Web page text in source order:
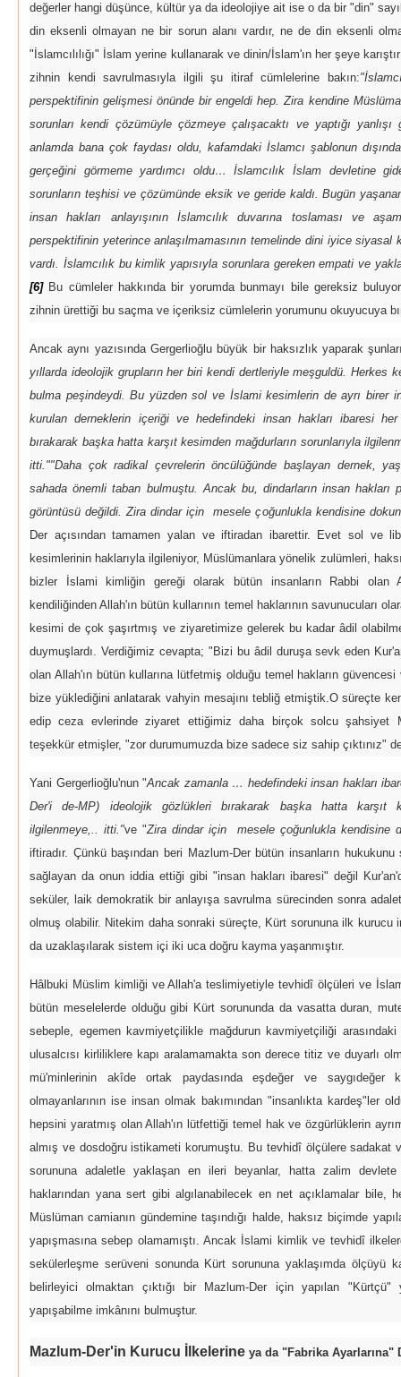
değerler hangi düşünce, kültür ya da ideolojiye ait ise o da bir "din"
din eksenli olmayan ne bir sorun alanı vardır, ne de din eksenli
"İslamcılılığı" İslam yerine kullanarak ve dinin/İslam'ın her şeye
zihnin kendi savrulmasıyla ilgili şu itiraf cümlelerine bakın:
perspektifinin gelişmesi önünde bir engeldi hep. Zira kendine
sorunları kendi çözümüyle çözmeye çalışacaktı ve yaptığı
anlamda bana çok faydası oldu, kafamdaki İslamcı şablonun
gerçeğini görmeme yardımcı oldu… İslamcılık İslam devletine
sorunların teşhisi ve çözümünde eksik ve geride kaldı. Bugün
insan hakları anlayışının İslamcılık duvarına toslaması ve
perspektifinin yeterince anlaşılmamasının temelinde dini iyice siyasal
vardı. İslamcılık bu kimlik yapısıyla sorunlara gereken empati ve
[6]Bu cümleler hakkında bir yorumda bunmayı bile gereksiz
zihnin ürettiği bu saçma ve içeriksiz cümlelerin yorumunu okuyucuya
Ancak aynı yazısında Gergerlioğlu büyük bir haksızlık yaparak
yıllarda ideolojik grupların her biri kendi dertleriyle meşguldü. Herkes
bulma peşindeydi. Bu yüzden sol ve İslami kesimlerin de ayrı birer
kurulan derneklerin içeriği ve hedefindeki insan hakları ibaresi
bırakarak başka hatta karşıt kesimden mağdurların sorunlarıyla
itti.""Daha çok radikal çevrelerin öncülüğünde başlayan dernek,
sahada önemli taban bulmuştu. Ancak bu, dindarların insan hakları
görüntüsü değildi. Zira dindar için mesele çoğunlukla kendisine
Der açısından tamamen yalan ve iftiradan ibarettir. Evet sol ve
kesimlerinin haklarıyla ilgileniyor, Müslümanlara yönelik zulümleri,
bizler İslami kimliğin gereği olarak bütün insanların Rabbi olan
kendiliğinden Allah'ın bütün kullarının temel haklarının savunucuları
kesimi de çok şaşırtmış ve ziyaretimize gelerek bu kadar âdil
duymuşlardı. Verdiğimiz cevapta; "Bizi bu âdil duruşa sevk eden
olan Allah'ın bütün kullarına lütfetmiş olduğu temel hakların
bize yüklediğini anlatarak vahyin mesajını tebliğ etmiştik.O süreçte
edip ceza evlerinde ziyaret ettiğimiz daha birçok solcu şahsiyet
teşekkür etmişler, "zor durumumuzda bize sadece siz sahip çıktınız"
Yani Gergerlioğlu'nun "Ancak zamanla … hedefindeki insan hakları
Der'i de-MP) ideolojik gözlükleri bırakarak başka hatta karşıt
ilgilenmeye,.. itti."ve "Zira dindar için mesele çoğunlukla kendisine
iftiradır. Çünkü başından beri Mazlum-Der bütün insanların
sağlayan da onun iddia ettiği gibi "insan hakları ibaresi" değil
seküler, laik demokratik bir anlayışa savrulma sürecinden sonra
olmuş olabilir. Nitekim daha sonraki süreçte, Kürt sorununa ilk kurucu
da uzaklaşılarak sistem içi iki uca doğru kayma yaşanmıştır.
Hâlbuki Müslim kimliği ve Allah'a teslimiyetiyle tevhidî ölçüleri ve
bütün meselelerde olduğu gibi Kürt sorununda da vasatta duran,
sebeple, egemen kavmiyetçilikle mağdurun kavmiyetçiliği
ulusalcısı kirliliklere kapı aralamamakta son derece titiz ve duyarlı
mü'minlerinin akîde ortak paydasında eşdeğer ve saygıdeğer
olmayanlarının ise insan olmak bakımından "insanlıkta kardeş"ler
hepsini yaratmış olan Allah'ın lütfettiği temel hak ve özgürlüklerin
almış ve dosdoğru istikameti korumuştu. Bu tevhidî ölçülere sadakat
sorununa adaletle yaklaşan en ileri beyanlar, hatta zalim
haklarından yana sert gibi algılanabilecek en net açıklamalar
Müslüman camianın gündemine taşındığı halde, haksız biçimde
yapışmasına sebep olamamıştı. Ancak İslami kimlik ve tevhidî
sekülerleşme serüveni sonunda Kürt sorununa yaklaşımda ölçüyü
belirleyici olmaktan çıktığı bir Mazlum-Der için yapılan "Kürtçü"
yapışabilme imkânını bulmuştur.
Mazlum-Der'in Kurucu İlkelerine ya da "Fabrika Ayarlarına"